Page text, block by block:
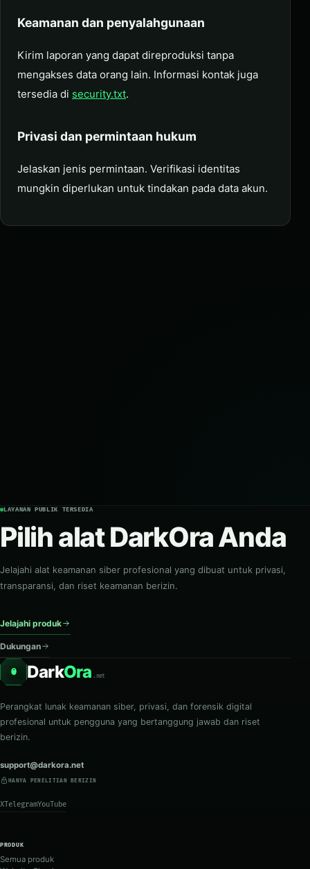
Keamanan dan penyalahgunaan
Kirim laporan yang dapat direproduksi tanpa
mengakses data orang lain. Informasi kontak juga
tersedia di security.txt.
Privasi dan permintaan hukum
Jelaskan jenis permintaan. Verifikasi identitas
mungkin diperlukan untuk tindakan pada data akun.
LAYANAN PUBLIK TERSEDIA
Pilih alat DarkOra Anda
Jelajahi alat keamanan siber profesional yang dibuat untuk privasi,
transparansi, dan riset keamanan berizin.
Jelajahi produk
Dukungan
O DarkOra .net
Perangkat lunak keamanan siber, privasi, dan forensik digital
profesional untuk pengguna yang bertanggung jawab dan riset
berizin.
support@darkora.net
HANYA PENELITIAN BERIZIN
XTelegramYouTube
PRODUK
Semua produk